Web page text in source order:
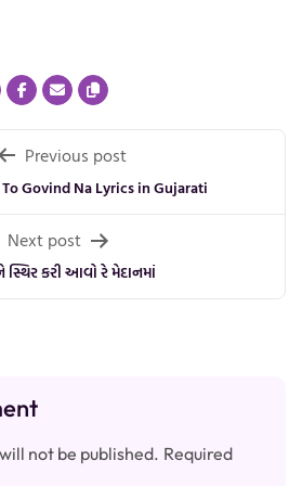
Previous post
To Govind Na Lyrics in Gujarati
Next post
સ્થિર કરી આવો રે મેદાનમાં
not be published. Required